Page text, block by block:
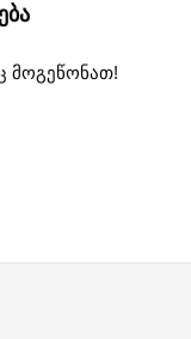
მოგეწონათ!